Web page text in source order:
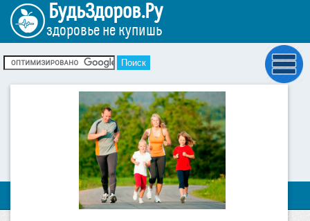
БудьЗдоров.Ру
здоровье не купишь